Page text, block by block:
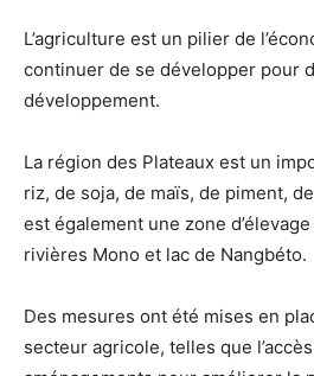
L’agriculture est un pilier de
continuer de se développer pour
développement.
La région des Plateaux est un
riz, de soja, de maïs, de piment,
est également une zone
rivières Mono et lac de Nangbéto.
Des mesures ont été mises en
secteur agricole, telles que